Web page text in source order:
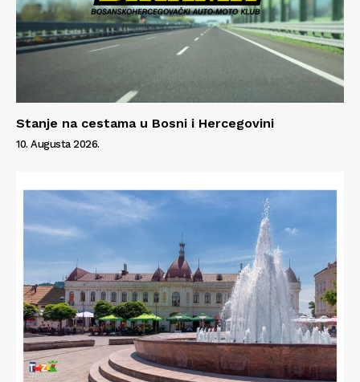
Stanje na cestama u Bosni i Hercegovini
10. Augusta 2026.